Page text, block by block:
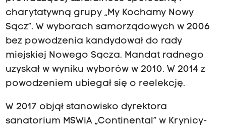
charytatywną grupy „My Kochamy Nowy
Sącz”. W wyborach samorządowych w 2006
bez powodzenia kandydował do rady
miejskiej Nowego Sącza. Mandat radnego
uzyskał w wyniku wyborów w 2010. W 2014 z
powodzeniem ubiegał się o reelekcję.
W 2017 objął stanowisko dyrektora
sanatorium MSWiA „Continental” w Krynicy-